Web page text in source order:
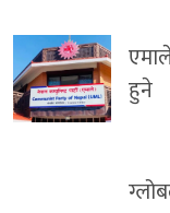
हुने